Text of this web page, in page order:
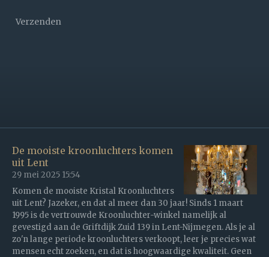
Verzenden
De mooiste kroonluchters komen
uit Lent
29 mei 2025 15:54
Komen de mooiste Kristal Kroonluchters
uit Lent? Jazeker, en dat al meer dan 30 jaar! Sinds 1 maart
1995 is de vertrouwde Kroonluchter-winkel namelijk al
gevestigd aan de Griftdijk Zuid 139 in Lent-Nijmegen. Als je al
zo'n lange periode kroonluchters verkoopt, leer je precies wat
mensen echt zoeken, en dat is hoogwaardige kwaliteit. Geen